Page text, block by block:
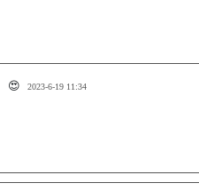
😍 2023-6-19 11:34